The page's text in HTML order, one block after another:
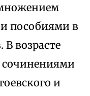
пособиями в
возрасте
сочинениями
и